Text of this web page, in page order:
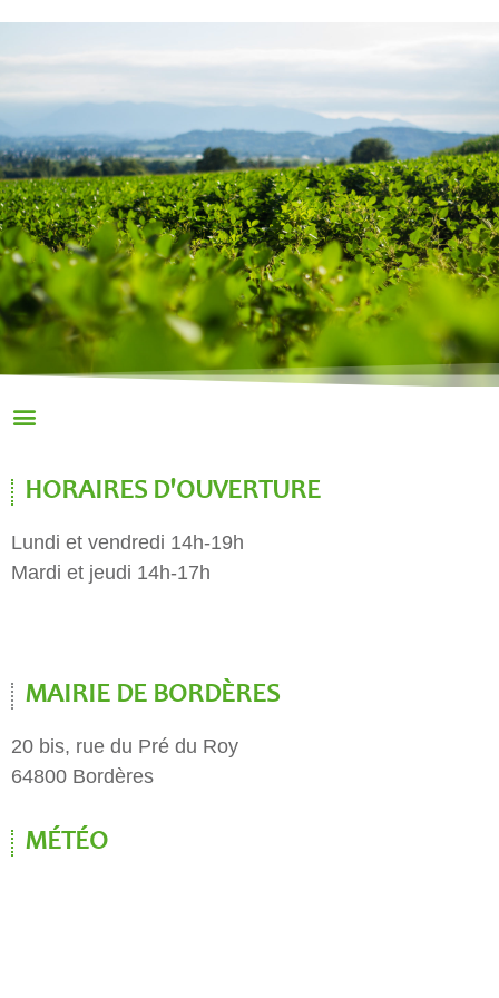
HORAIRES D'OUVERTURE
Lundi et vendredi 14h-19h
Mardi et jeudi 14h-17h
MAIRIE DE BORDÈRES
20 bis, rue du Pré du Roy
64800 Bordères
MÉTÉO